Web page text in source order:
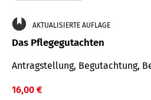
AKTUALISIERTE AUFLAGE
Das Pflegegutachten
Antragstellung, Begutachtung,
16,00 €